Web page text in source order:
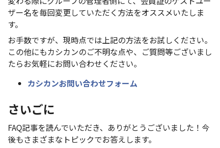
ザー名を毎回変更していただく方法をオススメいたしま
す。
お手数ですが、現時点では上記の方法をお試しください。
この他にもカシカンのご不明な点や、ご質問等ございまし
たらお気軽にお問い合わせください。
カシカンお問い合わせフォーム
さいごに
FAQ記事を読んでいただき、ありがとうございました！今
後もさまざまなトピックでお答えします。